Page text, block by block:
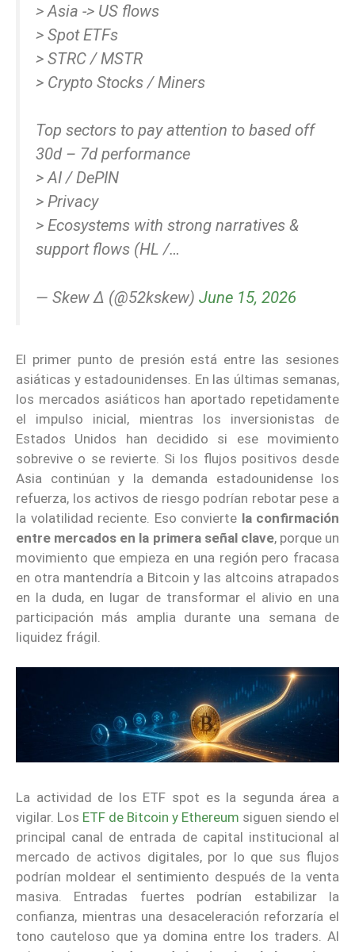
> Asia -> US flows
> Spot ETFs
> STRC / MSTR
> Crypto Stocks / Miners
Top sectors to pay attention to based off
30d – 7d performance
> AI / DePIN
> Privacy
> Ecosystems with strong narratives &
support flows (HL /…
— Skew Δ (@52kskew) June 15, 2026
El primer punto de presión está entre las sesiones
asiáticas y estadounidenses. En las últimas semanas,
los mercados asiáticos han aportado repetidamente
el impulso inicial, mientras los inversionistas de
Estados Unidos han decidido si ese movimiento
sobrevive o se revierte. Si los flujos positivos desde
Asia continúan y la demanda estadounidense los
refuerza, los activos de riesgo podrían rebotar pese a
la volatilidad reciente. Eso convierte la confirmación
entre mercados en la primera señal clave, porque un
movimiento que empieza en una región pero fracasa
en otra mantendría a Bitcoin y las altcoins atrapados
en la duda, en lugar de transformar el alivio en una
participación más amplia durante una semana de
liquidez frágil.
La actividad de los ETF spot es la segunda área a
vigilar. Los ETF de Bitcoin y Ethereum siguen siendo el
principal canal de entrada de capital institucional al
mercado de activos digitales, por lo que sus flujos
podrían moldear el sentimiento después de la venta
masiva. Entradas fuertes podrían estabilizar la
confianza, mientras una desaceleración reforzaría el
tono cauteloso que ya domina entre los traders. Al